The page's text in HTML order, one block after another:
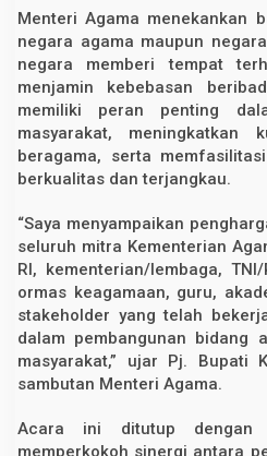
Menteri Agama menekankan
negara agama maupun
negara memberi tempat
menjamin kebebasan
memiliki peran penting
masyarakat, meningkatkan
beragama, serta
berkualitas dan terjangkau.
“Saya menyampaikan
seluruh mitra Kementerian
RI, kementerian/lembaga,
ormas keagamaan, guru,
stakeholder yang telah
dalam pembangunan bidang
masyarakat,” ujar Pj. Bupati
sambutan Menteri Agama.
Acara ini ditutup dengan